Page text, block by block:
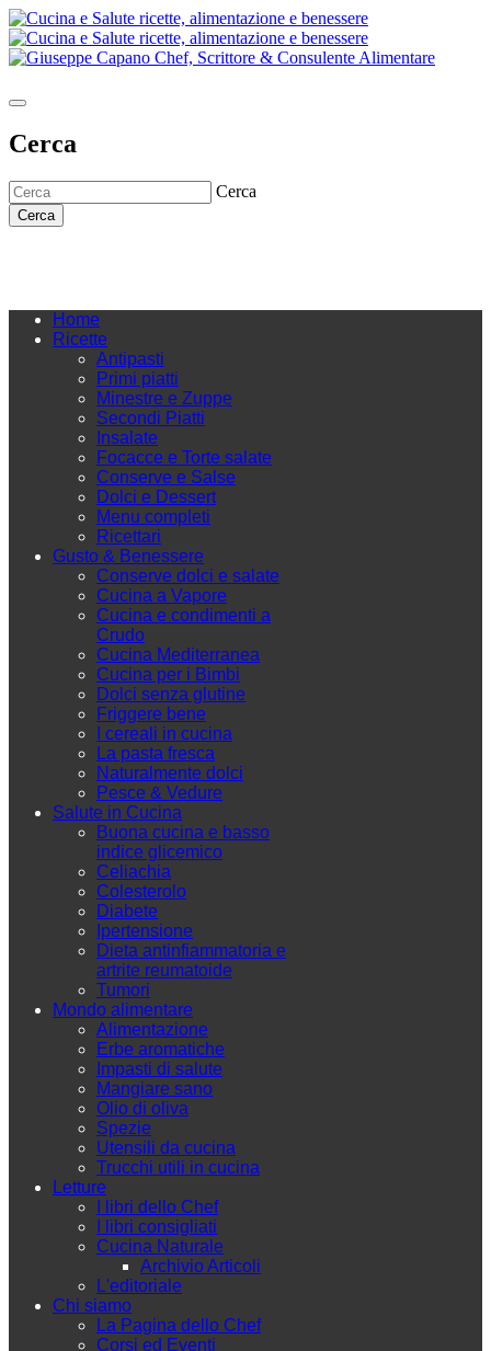
Cerca
Cerca
Cerca
Home
Ricette
Antipasti
Primi piatti
Minestre e Zuppe
Secondi Piatti
Insalate
Focacce e Torte salate
Conserve e Salse
Dolci e Dessert
Menu completi
Ricettari
Gusto & Benessere
Conserve dolci e salate
Cucina a Vapore
Cucina e condimenti a
Crudo
Cucina Mediterranea
Cucina per i Bimbi
Dolci senza glutine
Friggere bene
I cereali in cucina
La pasta fresca
Naturalmente dolci
Pesce & Vedure
Salute in Cucina
Buona cucina e basso
indice glicemico
Celiachia
Colesterolo
Diabete
Ipertensione
Dieta antinfiammatoria e
artrite reumatoide
Tumori
Mondo alimentare
Alimentazione
Erbe aromatiche
Impasti di salute
Mangiare sano
Olio di oliva
Spezie
Utensili da cucina
Trucchi utili in cucina
Letture
I libri dello Chef
I libri consigliati
Cucina Naturale
Archivio Articoli
L'editoriale
Chi siamo
La Pagina dello Chef
Corsi ed Eventi